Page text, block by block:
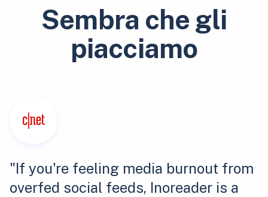
Sembra che gli
piacciamo
"If you're feeling media burnout from
overfed social feeds, Inoreader is a